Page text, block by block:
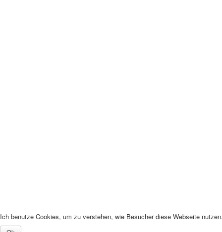
Ich benutze Cookies, um zu verstehen, wie Besucher diese Webseite